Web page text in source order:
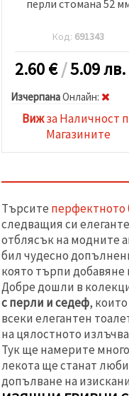
перли стомана 52
Код: 691343
2.60€/5.09 лв.
ИзчерпанаOнлайн:
Вижза Наличност
Магазините
Търсите перфектното
следващия си
отблясък на модните
бил чудесно
която търпи
Добре дошли в
с перли и седеф,
всеки елегантен
на цялостното
Тук ще намерите
лекота ще станат
допълване на